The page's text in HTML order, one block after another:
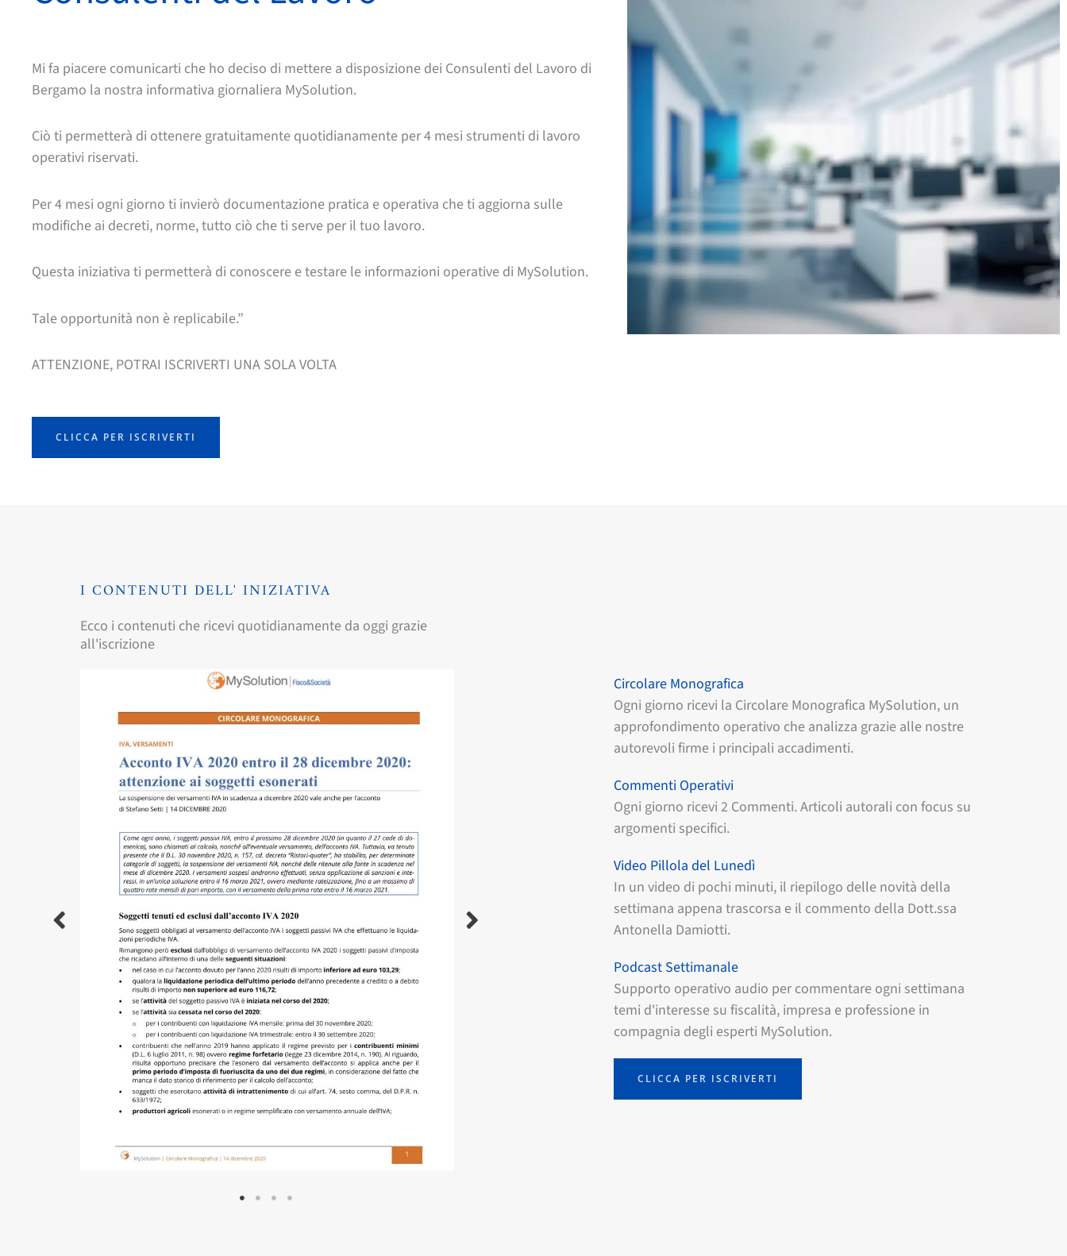
Mi fa piacere comunicarti che ho deciso di mettere a disposizione dei Consulenti del Lavoro di
Bergamo la nostra informativa giornaliera MySolution.
Ciò ti permetterà di ottenere gratuitamente quotidianamente per 4 mesi strumenti di lavoro
operativi riservati.
Per 4 mesi ogni giorno ti invierò documentazione pratica e operativa che ti aggiorna sulle
modifiche ai decreti, norme, tutto ciò che ti serve per il tuo lavoro.
Questa iniziativa ti permetterà di conoscere e testare le informazioni operative di MySolution.
Tale opportunità non è replicabile.”
ATTENZIONE, POTRAI ISCRIVERTI UNA SOLA VOLTA
CLICCA PER ISCRIVERTI
I CONTENUTI DELL' INIZIATIVA
Ecco i contenuti che ricevi quotidianamente da oggi grazie
all'iscrizione
Circolare Monografica
Ogni giorno ricevi la Circolare Monografica MySolution, un
approfondimento operativo che analizza grazie alle nostre
autorevoli firme i principali accadimenti.
Commenti Operativi
Ogni giorno ricevi 2 Commenti. Articoli autorali con focus su
argomenti specifici.
Video Pillola del Lunedì
In un video di pochi minuti, il riepilogo delle novità della
settimana appena trascorsa e il commento della Dott.ssa
Antonella Damiotti.
Podcast Settimanale
Supporto operativo audio per commentare ogni settimana
temi d'interesse su fiscalità, impresa e professione in
compagnia degli esperti MySolution.
CLICCA PER ISCRIVERTI